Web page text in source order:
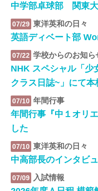
中学部卓球部 関東
07/29 東洋英和の日々
英語ディベート部
07/22 学校からのお知ら
NHK スペシャル「少
クラス日誌~」にて
07/10 年間行事
年間行事『中１オリ
した
07/10 東洋英和の日々
中高部長のインタビ
07/09 入試情報